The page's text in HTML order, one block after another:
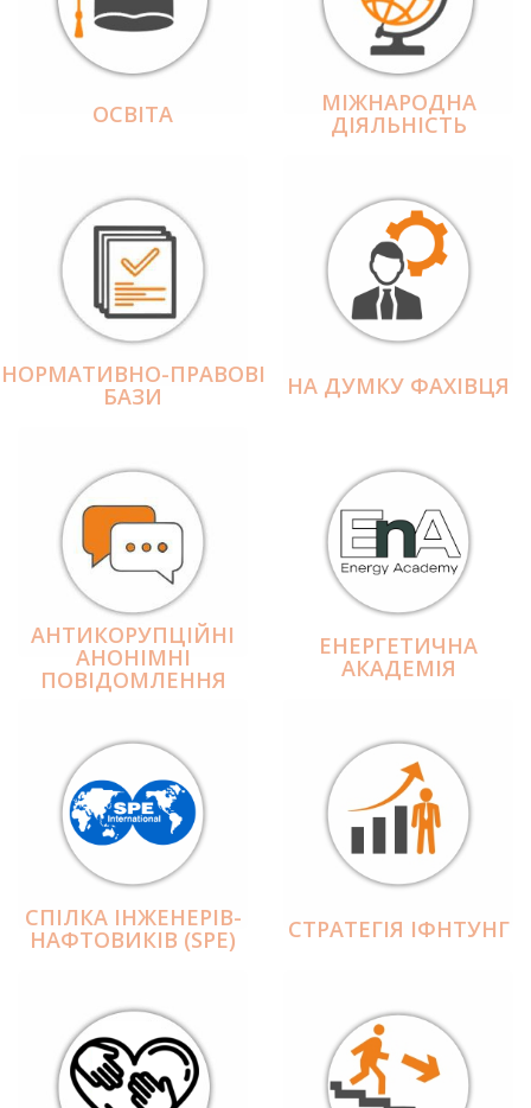
ОСВІТА МІЖНАРОДНА
ДІЯЛЬНІCТЬ
НОРМАТИВНО-ПРАВОВІ
БАЗИ НА ДУМКУ ФАХІВЦЯ
АНТИКОРУПЦІЙНІ
АНОНІМНІ
ПОВІДОМЛЕННЯ
ЕНЕРГЕТИЧНА
АКАДЕМІЯ
СПІЛКА ІНЖЕНЕРІВ-
НАФТОВИКІВ (SPE) СТРАТЕГІЯ ІФНТУНГ